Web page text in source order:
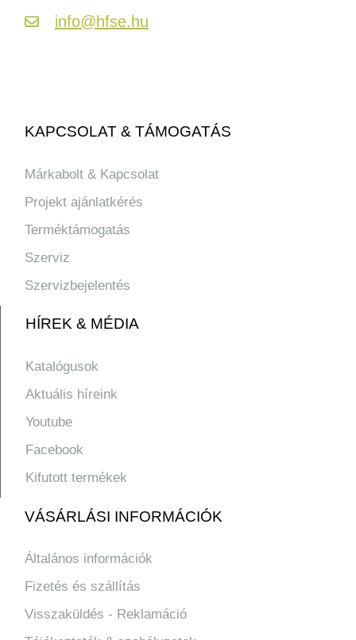
info@hfse.hu
KAPCSOLAT & TÁMOGATÁS
Márkabolt & Kapcsolat
Projekt ajánlatkérés
Terméktámogatás
Szerviz
Szervizbejelentés
HÍREK & MÉDIA
Katalógusok
Aktuális híreink
Youtube
Facebook
Kifutott termékek
VÁSÁRLÁSI INFORMÁCIÓK
Általános információk
Fizetés és szállítás
Visszaküldés - Reklamáció